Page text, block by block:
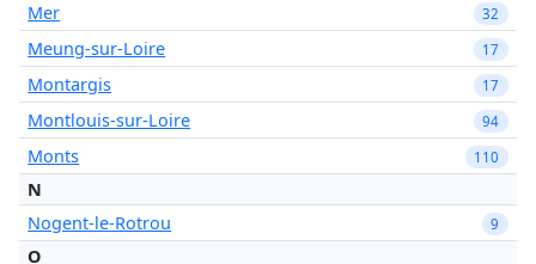
Mer 32
Meung-sur-Loire 17
Montargis 17
Montlouis-sur-Loire 94
Monts 110
N
Nogent-le-Rotrou
9
O